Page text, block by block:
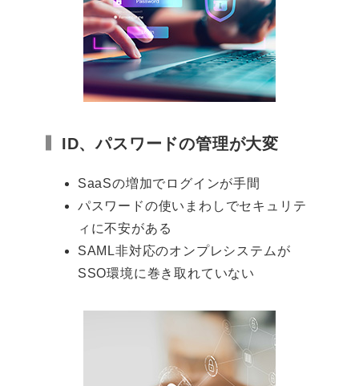
ID、パスワードの管理が大変
SaaSの増加でログインが手間
パスワードの使いまわしでセキュリテ
ィに不安がある
SAML非対応のオンプレシステムが
SSO環境に巻き取れていない